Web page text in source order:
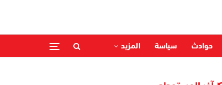
حوادث سياسة المزيد